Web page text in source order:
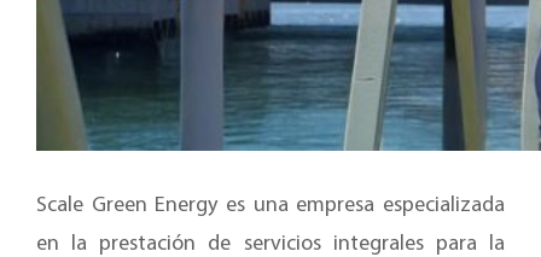
Scale Green Energy es una empresa especializada
en la prestación de servicios integrales para la